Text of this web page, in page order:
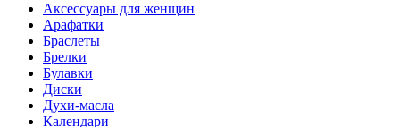
Аксессуары для женщин
Арафатки
Браслеты
Брелки
Булавки
Диски
Духи-масла
Календари